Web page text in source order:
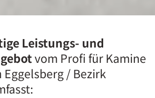
Leistungs- und
vom Profi für Kamine
Eggelsberg / Bezirk